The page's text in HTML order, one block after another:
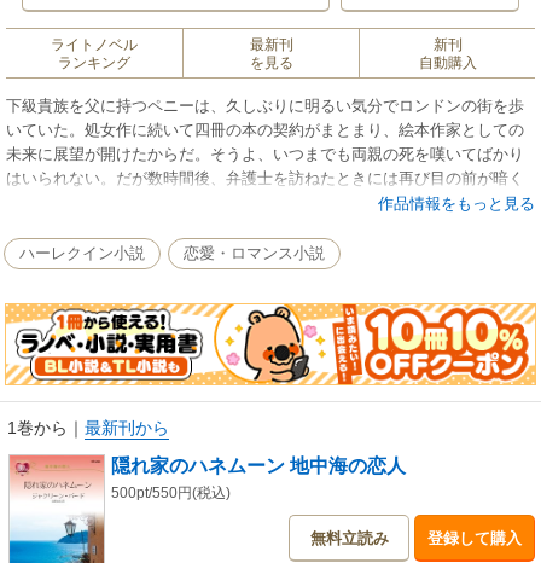
ライトノベル
ランキング
最新刊
を見る
新刊
自動購入
下級貴族を父に持つペニーは、久しぶりに明るい気分でロンドンの街を歩
いていた。処女作に続いて四冊の本の契約がまとまり、絵本作家としての
未来に展望が開けたからだ。そうよ、いつまでも両親の死を嘆いてばかり
はいられない。だが数時間後、弁護士を訪ねたときには再び目の前が暗く
なった。ペニーが相続するはずだった屋敷と土地の半分が、すでに第三者
す？」「イタリアの実業家、ソロ・マッフェイアーノという方です」ペニ
ーは愕然とした。そんな残酷なことってあるかしら。よりによって、昔、
作品情報をもっと見る
ハーレクイン小説 恋愛・ロマンス小説
1巻から ｜ 最新刊から
隠れ家のハネムーン 地中海の恋人
500pt/550円(税込)
無料立読み 登録して購入